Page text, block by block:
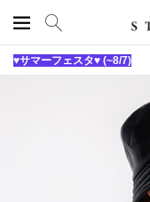
♥サマーフェスタ♥ (~8/7)